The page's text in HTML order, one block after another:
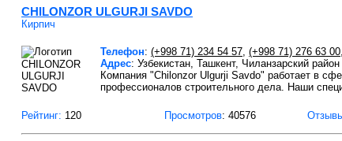
CHILONZOR ULGURJI SAVDO
Кирпич
Телефон: (+998 71) 234 54 57, (+998 71) 276 63 00,
Адрес: Узбекистан, Ташкент, Чиланзарский
Компания "Chilonzor Ulgurji Savdo" работает в
профессионалов строительного дела. Наши
Рейтинг: 120 Просмотров: 40576